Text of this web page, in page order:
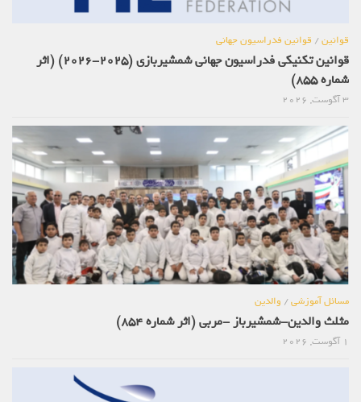
قوانین/قوانین فدراسیون جهانی
قوانین تکنیکی فدراسیون جهانی شمشیربازی (2025-2026) (اثر
شماره 855)
مسائل آموزشی/والدین
مثلث والدین-شمشیرباز -مربی (اثر شماره 854)